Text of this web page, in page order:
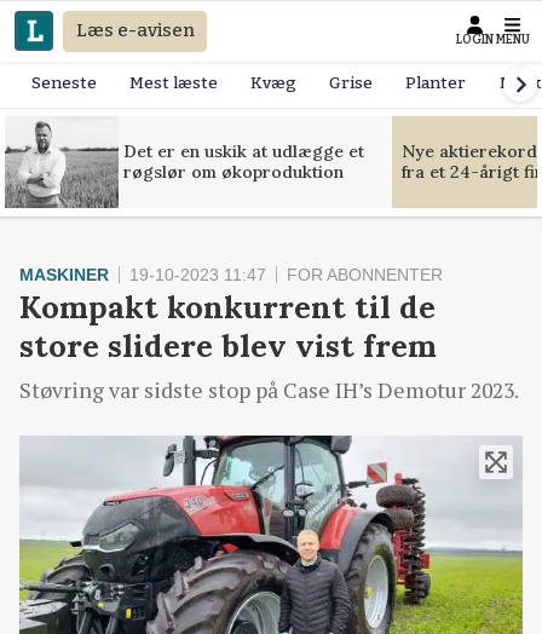
Læs e-avisen LOGIN MENU
Seneste Mest læste Kvæg Grise Planter
Det er en uskik at udlægge et
røgslør om økoproduktion
Nye
fra et 24-årigt
MASKINER 19-10-2023 11:47 FOR ABONNENTER
Kompakt konkurrent til de
store slidere blev vist frem
Støvring var sidste stop på Case IH’s Demotur 2023.